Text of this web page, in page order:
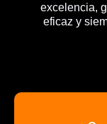
excelencia,
eficaz y